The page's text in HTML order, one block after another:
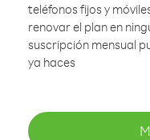
teléfonos fijos y
renovar el plan en
suscripción mensual
ya haces